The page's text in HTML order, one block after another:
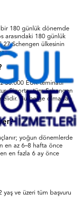
bir 180 günlük dönemde
arasındaki 180 günlük
Schengen ülkesinin
30.000 EUR teminatlı
Sigorta, tüm Schengen
Bu belge olmadan
yoğun dönemlerde
en az 6–8 hafta önce
en fazla 6 ay önce
ve üzeri tüm başvuru